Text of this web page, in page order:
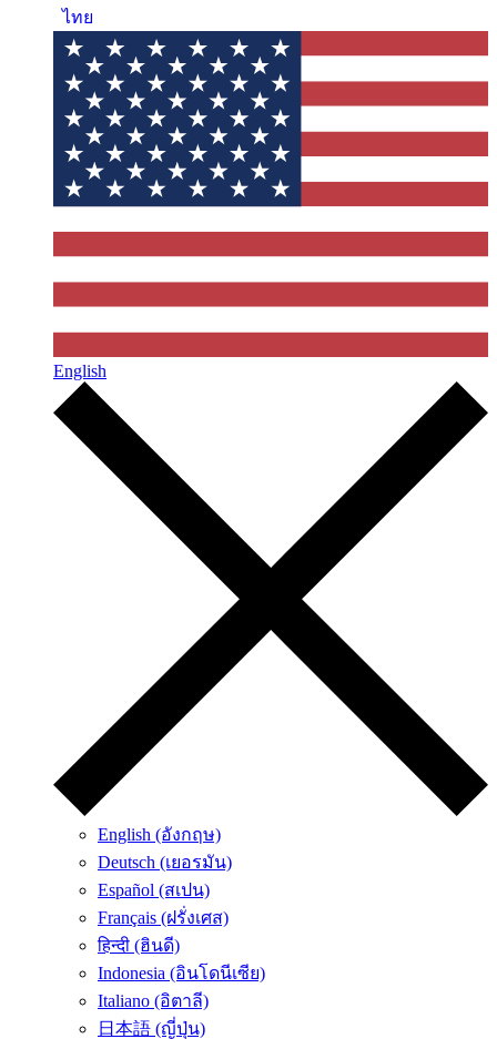
ไทย
English
English (อังกฤษ)
Deutsch (เยอรมัน)
Español (สเปน)
Français (ฝรั่งเศส)
हिन्दी (ฮินดี)
Indonesia (อินโดนีเซีย)
Italiano (อิตาลี)
日本語 (ญี่ปุ่น)